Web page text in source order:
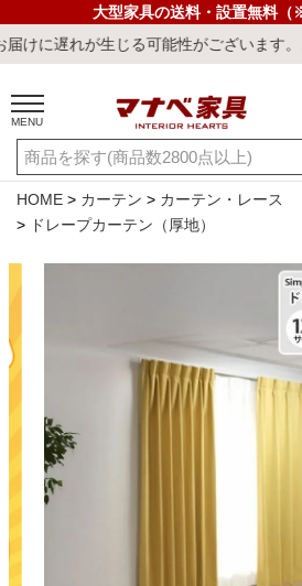
大型家具の送料・設置無料（
生じる可能性がございます。ご迷惑を
MENU
ご利用ガイド 新規会
店舗一覧 閲覧履
よくある質問
最短発送 冷感寝具
HOME カーテン
カーテン・レース
ドレープカーテン（厚地）